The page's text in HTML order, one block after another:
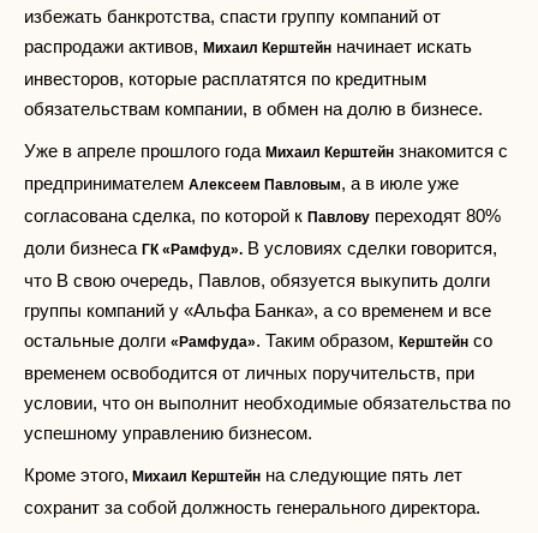
избежать банкротства, спасти группу компаний от
распродажи активов, Михаил Керштейн начинает искать
инвесторов, которые расплатятся по кредитным
обязательствам компании, в обмен на долю в бизнесе.
Уже в апреле прошлого года Михаил Керштейн знакомится с
предпринимателем Алексеем Павловым, а в июле уже
согласована сделка, по которой к Павлову переходят 80%
доли бизнеса ГК «Рамфуд». В условиях сделки говорится,
что В свою очередь, Павлов, обязуется выкупить долги
группы компаний у «Альфа Банка», а со временем и все
остальные долги «Рамфуда». Таким образом, Керштейн со
временем освободится от личных поручительств, при
условии, что он выполнит необходимые обязательства по
успешному управлению бизнесом.
Кроме этого, Михаил Керштейн на следующие пять лет
сохранит за собой должность генерального директора.